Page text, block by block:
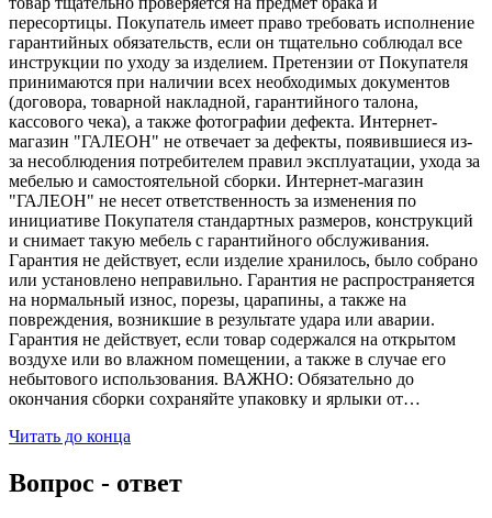
пересортицы. Покупатель имеет право требовать исполнение
гарантийных обязательств, если он тщательно соблюдал все
инструкции по уходу за изделием. Претензии от Покупателя
принимаются при наличии всех необходимых документов
(договора, товарной накладной, гарантийного талона,
кассового чека), а также фотографии дефекта. Интернет-
магазин "ГАЛЕОН" не отвечает за дефекты, появившиеся из-
за несоблюдения потребителем правил эксплуатации, ухода за
мебелью и самостоятельной сборки. Интернет-магазин
"ГАЛЕОН" не несет ответственность за изменения по
инициативе Покупателя стандартных размеров, конструкций
и снимает такую мебель с гарантийного обслуживания.
Гарантия не действует, если изделие хранилось, было собрано
или установлено неправильно. Гарантия не распространяется
на нормальный износ, порезы, царапины, а также на
повреждения, возникшие в результате удара или аварии.
Гарантия не действует, если товар содержался на открытом
воздухе или во влажном помещении, а также в случае его
небытового использования. ВАЖНО: Обязательно до
окончания сборки сохраняйте упаковку и ярлыки от…
Читать до конца
Вопрос - ответ